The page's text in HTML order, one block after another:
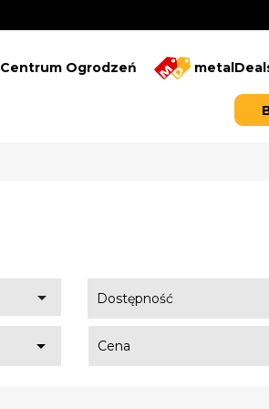
Centrum Ogrodzeń
 Dostępność
 Cena